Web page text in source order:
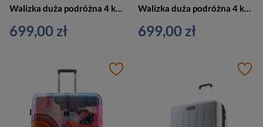
Walizka duża podróżna 4 kółka srebrna - ELLE Diamond EL45HA.71.23
699,00 zł
Walizka duża podróżna 4 kółka złota - ELLE Diamond EL45HA.71.104
699,00 zł